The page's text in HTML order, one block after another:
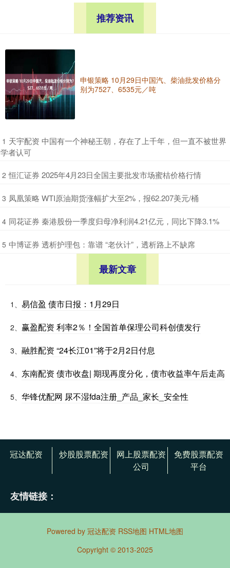
推荐资讯
申银策略 10月29日中国汽、柴油批发价格分
别为7527、6535元／吨
1 ​天宇配资 中国有一个神秘王朝，存在了上千年，但一直不被世界
学者认可
2 ​恒汇证券 2025年4月23日全国主要批发市场蜜桔价格行情
3 ​凤凰策略 WTI原油期货涨幅扩大至2%，报62.207美元/桶
4 ​同花证券 秦港股份一季度归母净利润4.21亿元，同比下降3.1%
5 ​中博证券 透析护理包：靠谱 “老伙计”，透析路上不缺席
最新文章
1、 易信盈 债市日报：1月29日
2、 赢盈配资 利率2％！全国首单保理公司科创债发行
3、 融胜配资 “24长江01”将于2月2日付息
4、 东南配资 债市收盘| 期现再度分化，债市收益率午后走高
5、 华锋优配网 尿不湿fda注册_产品_家长_安全性
冠达配资 炒股股票配资
网上股票配资
公司
免费股票配资
平台
友情链接：
Powered by 冠达配资 RSS地图 HTML地图
Copyright © 2013-2025